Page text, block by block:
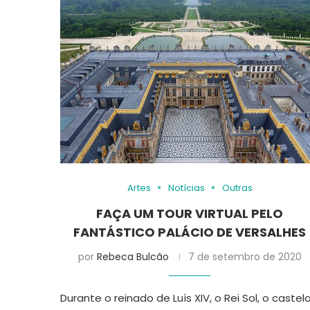
Artes Notícias Outras
FAÇA UM TOUR VIRTUAL PELO
FANTÁSTICO PALÁCIO DE VERSALHES
por Rebeca Bulcão 7 de setembro de 2020
Durante o reinado de Luís XIV, o Rei Sol, o